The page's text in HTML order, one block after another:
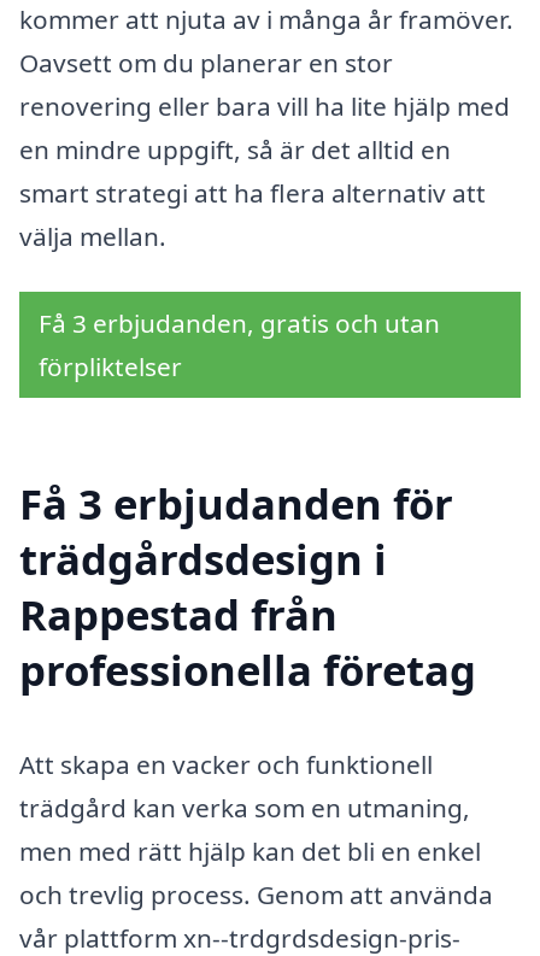
kommer att njuta av i många år framöver.
Oavsett om du planerar en stor
renovering eller bara vill ha lite hjälp med
en mindre uppgift, så är det alltid en
smart strategi att ha flera alternativ att
välja mellan.
Få 3 erbjudanden, gratis och utan
förpliktelser
Få 3 erbjudanden för
trädgårdsdesign i
Rappestad från
professionella företag
Att skapa en vacker och funktionell
trädgård kan verka som en utmaning,
men med rätt hjälp kan det bli en enkel
och trevlig process. Genom att använda
vår plattform xn--trdgrdsdesign-pris-